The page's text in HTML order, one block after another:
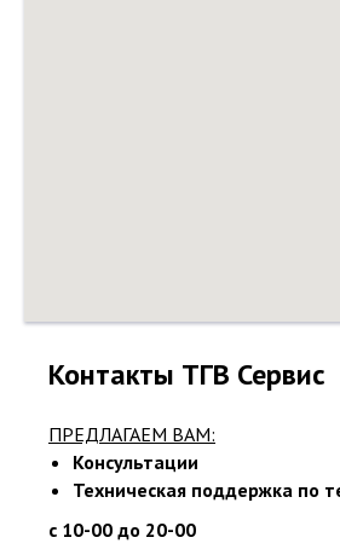
Контакты ТГВ Сервис
ПРЕДЛАГАЕМ ВАМ:
Консультации
Техническая поддержка по
с 10-00 до 20-00